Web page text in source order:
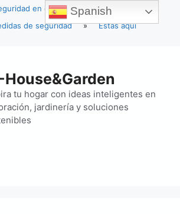
en el hogar
»
de seguridad
» Estás aquí
House&Garden
tu hogar con ideas inteligentes en
jardinería y soluciones
Spanish